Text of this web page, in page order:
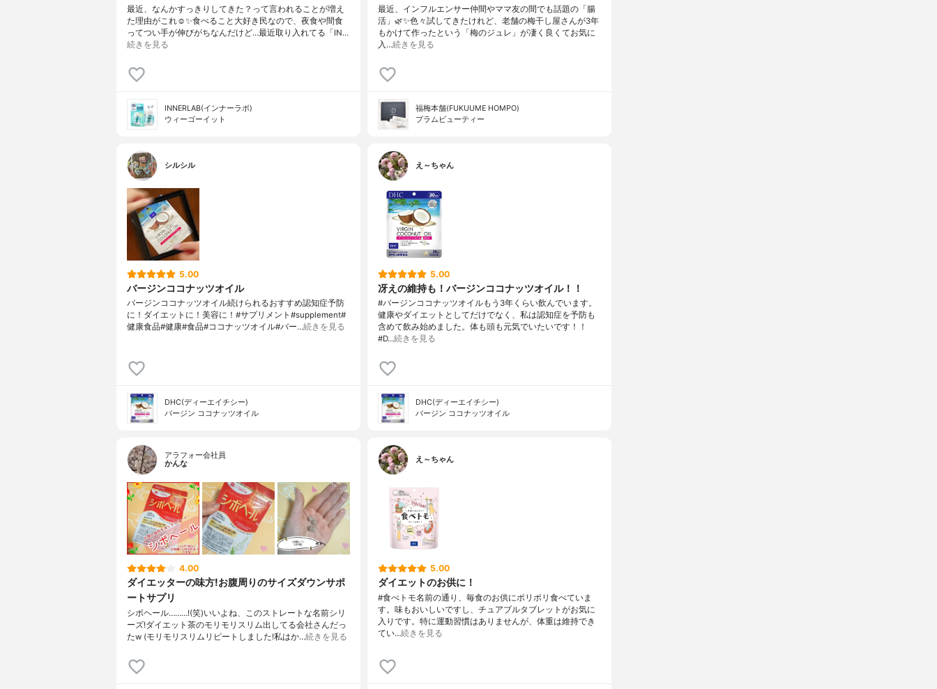
最近、なんかすっきりしてきた？って言われることが増え
た理由がこれ☺️✨食べること大好き民なので、夜食や間食
ってつい手が伸びがちなんだけど…最近取り入れてる「IN…
続きを見る
INNERLAB(インナーラボ)
ウィーゴーイット
最近、インフルエンサー仲間やママ友の間でも話題の「腸
活」🌿✨色々試してきたけれど、老舗の梅干し屋さんが3年
もかけて作ったという「梅のジュレ」が凄く良くてお気に
入…続きを見る
福梅本舗(FUKUUME HOMPO)
プラムビューティー
シルシル
5.00
バージンココナッツオイル
バージンココナッツオイル続けられるおすすめ認知症予防
に！ダイエットに！美容に！#サプリメント#supplement#
健康食品#健康#食品#ココナッツオイル#バー…続きを見る
DHC(ディーエイチシー)
バージン ココナッツオイル
え～ちゃん
5.00
冴えの維持も！バージンココナッツオイル！！
#バージンココナッツオイルもう3年くらい飲んでいます。
健康やダイエットとしてだけでなく、私は認知症を予防も
含めて飲み始めました。体も頭も元気でいたいです！！
#D…続きを見る
DHC(ディーエイチシー)
バージン ココナッツオイル
アラフォー会社員
かんな
4.00
ダイエッターの味方!お腹周りのサイズダウンサポ
ートサプリ
シボヘール………!(笑)いいよね、このストレートな名前シリ
ーズ!ダイエット茶のモリモリスリム出してる会社さんだっ
たw (モリモリスリムリピートしました!私はか…続きを見る
え～ちゃん
5.00
ダイエットのお供に！
#食べトモ名前の通り、毎食のお供にポリポリ食べていま
す。味もおいしいですし、チュアブルタブレットがお気に
入りです。特に運動習慣はありませんが、体重は維持でき
てい…続きを見る